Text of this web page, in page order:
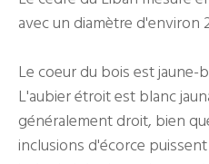
avec un diamètre d'environ
Le coeur du bois est jaune-
L'aubier étroit est blanc
généralement droit, bien
inclusions d'écorce